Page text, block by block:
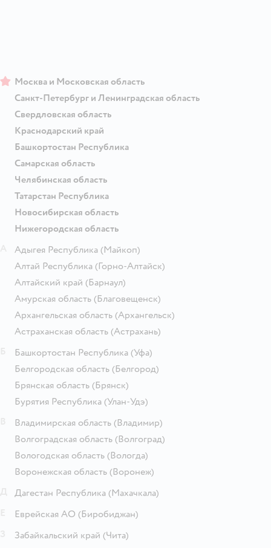
Москва и Московская область
Санкт-Петербург и Ленинградская область
Свердловская область
Краснодарский край
Башкортостан Республика
Самарская область
Челябинская область
Татарстан Республика
Новосибирская область
Нижегородская область
Адыгея Республика (Майкоп)
Алтай Республика (Горно-Алтайск)
Алтайский край (Барнаул)
Амурская область (Благовещенск)
Архангельская область (Архангельск)
Астраханская область (Астрахань)
Башкортостан Республика (Уфа)
Белгородская область (Белгород)
Брянская область (Брянск)
Бурятия Республика (Улан-Удэ)
Владимирская область (Владимир)
Волгоградская область (Волгоград)
Вологодская область (Вологда)
Воронежская область (Воронеж)
Дагестан Республика (Махачкала)
Еврейская АО (Биробиджан)
Забайкальский край (Чита)